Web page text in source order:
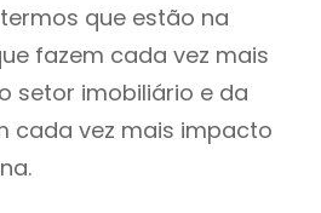
que estão na
fazem cada vez mais
setor imobiliário e da
cada vez mais impacto